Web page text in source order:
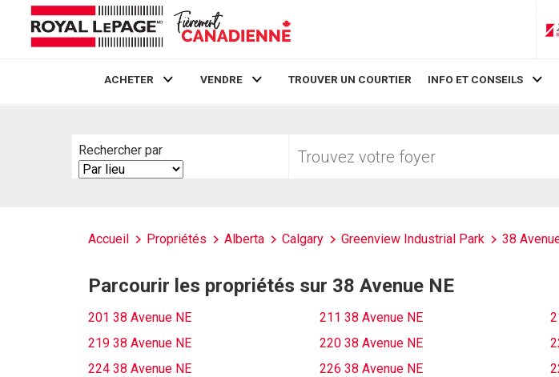
ACHETER VENDRE TROUVER UN COURTIER INFO ET CONSEILS
Rechercher par
Search
By
votre
Accueil Propriétés Alberta Calgary Greenview Industrial Park 38
Parcourir les propriétés sur 38 Avenue NE
201 38 Avenue NE 211 38 Avenue NE
219 38 Avenue NE
220 38 Avenue NE
224 38 Avenue NE
226 38 Avenue NE